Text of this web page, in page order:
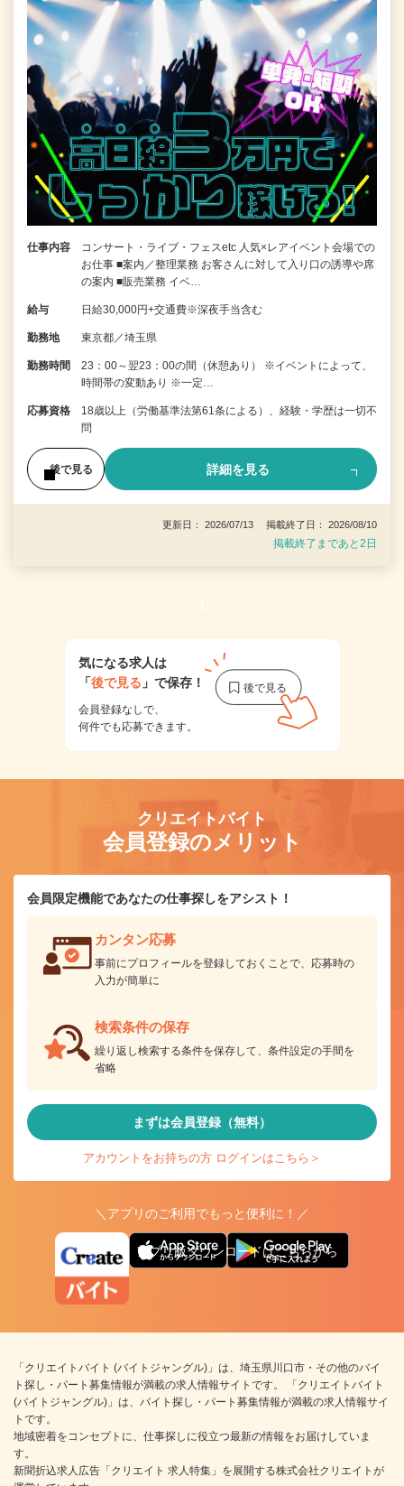
仕事内容
コンサート・ライブ・フェスetc 人気×レアイベント会場での
お仕事 ■案内／整理業務 お客さんに対して入り口の誘導や席
の案内 ■販売業務 イベ…
給与 日給30,000円+交通費※深夜手当含む
勤務地 東京都／埼玉県
勤務時間
23：00～翌23：00の間（休憩あり） ※イベントによって、
時間帯の変動あり ※一定…
応募資格
18歳以上（労働基準法第61条による）、経験・学歴は一切不
問
後で見る 詳細を見る
更新日： 2026/07/13 掲載終了日： 2026/08/10
掲載終了まであと2日
1
気になる求人は
「後で見る 」で保存！
会員登録なしで、
何件でも応募できます。
クリエイトバイト
会員登録のメリット
会員限定機能であなたの仕事探しをアシスト！
カンタン応募
事前にプロフィールを登録しておくことで、応募時の
入力が簡単に
検索条件の保存
繰り返し検索する条件を保存して、条件設定の手間を
省略
まずは会員登録（無料）
アカウントをお持ちの方 ログインはこちら＞
＼アプリのご利用でもっと便利に！／
アプリ版ダウンロードはこちらから
「クリエイトバイト (バイトジャングル)」は、埼玉県川口市・その他のバイ
ト探し・パート募集情報が満載の求人情報サイトです。 「クリエイトバイト
(バイトジャングル)」は、バイト探し・パート募集情報が満載の求人情報サイ
トです。
地域密着をコンセプトに、仕事探しに役立つ最新の情報をお届けしていま
す。
新聞折込求人広告「クリエイト 求人特集」を展開する株式会社クリエイトが